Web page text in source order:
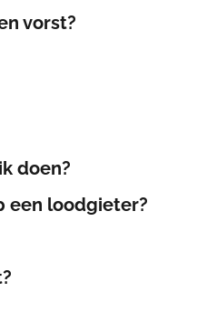
vorst?
doen?
een loodgieter?